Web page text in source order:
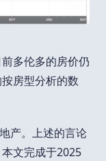
多伦多的房价仍
房型分析的数
产。上述的言论
文完成于2025